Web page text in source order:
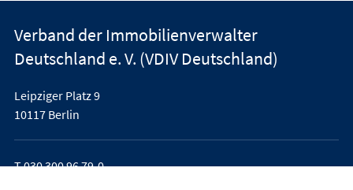
Verband der Immobilienverwalter
Deutschland e. V. (VDIV Deutschland)
Leipziger Platz 9
10117 Berlin
T030 300 96 79-0